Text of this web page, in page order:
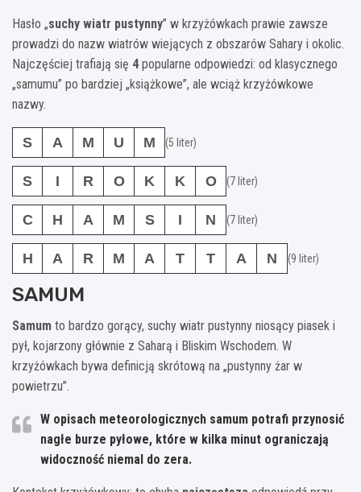
Hasło „suchy wiatr pustynny” w krzyżówkach prawie zawsze
prowadzi do nazw wiatrów wiejących z obszarów Sahary i okolic.
Najczęściej trafiają się 4popularne odpowiedzi: od klasycznego
„samumu” po bardziej „książkowe”, ale wciąż krzyżówkowe
nazwy.
S A M U M (5 liter)
S I R O K K O (7 liter)
C H A M S I N (7 liter)
H A R M A T T A N (9 liter)
SAMUM
Samum to bardzo gorący, suchy wiatr pustynny niosący piasek i
pył, kojarzony głównie z Saharą i Bliskim Wschodem. W
krzyżówkach bywa definicją skrótową na „pustynny żar w
powietrzu”.
W opisach meteorologicznych samum potrafi przynosić
nagłe burze pyłowe, które w kilka minut ograniczają
widoczność niemal do zera.